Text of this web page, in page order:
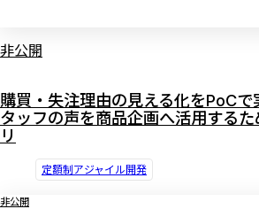
非公開
購買・失注理由の見える化をPoC
タッフの声を商品企画へ活用する
リ
定額制アジャイル開発
非公開